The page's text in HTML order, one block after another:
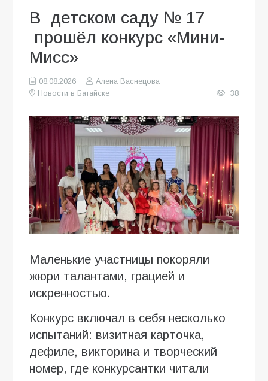
В детском саду № 17
прошёл конкурс «Мини-
Мисс»
08.08.2026
Алена Васнецова
Новости в Батайске
38
Маленькие участницы покоряли
жюри талантами, грацией и
искренностью.
Конкурс включал в себя несколько
испытаний: визитная карточка,
дефиле, викторина и творческий
номер, где конкурсантки читали